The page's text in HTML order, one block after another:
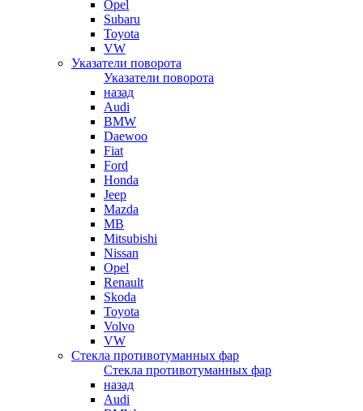
Opel
Subaru
Toyota
VW
Указатели поворота
Указатели поворота
назад
Audi
BMW
Daewoo
Fiat
Ford
Honda
Jeep
Mazda
MB
Mitsubishi
Nissan
Opel
Renault
Skoda
Toyota
Volvo
VW
Стекла противотуманных фар
Стекла противотуманных фар
назад
Audi